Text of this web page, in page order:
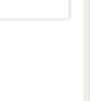
した...